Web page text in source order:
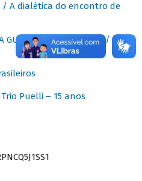
/ A dialética do encontro de
GUITAR QUARTET (QGQ) /
Puelli – 15 anos